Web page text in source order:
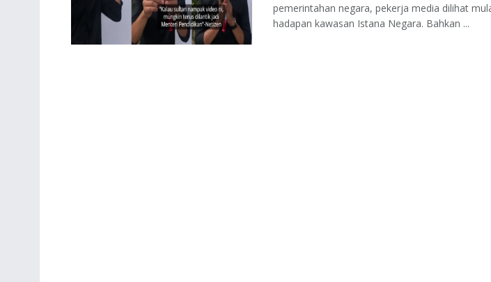
pemerintahan negara, pekerja media dilihat
hadapan kawasan Istana Negara. Bahkan ...